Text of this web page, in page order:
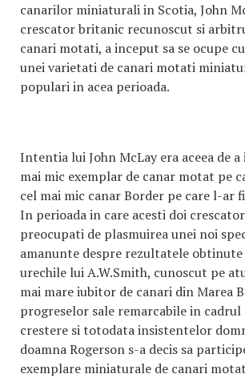
canarilor miniaturali in Scotia, John
crescator britanic recunoscut si
canari motati, a inceput sa se ocupe
unei varietati de canari motati
populari in acea perioada.
Intentia lui John McLay era aceea de
mai mic exemplar de canar motat pe
cel mai mic canar Border pe care l-ar
In perioada in care acesti doi
preocupati de plasmuirea unei noi
amanunte despre rezultatele obtinute
urechile lui A.W.Smith, cunoscut pe
mai mare iubitor de canari din Marea
progreselor sale remarcabile in
crestere si totodata insistentelor
doamna Rogerson s-a decis sa
exemplare miniaturale de canari